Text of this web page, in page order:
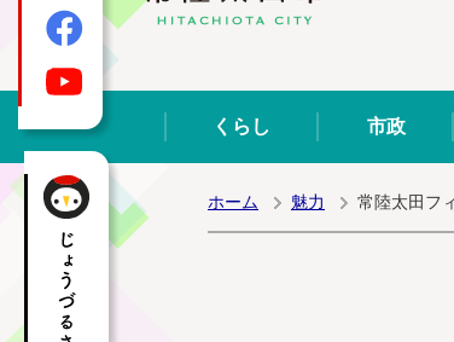
Instagram
Facebook
YouTube くらし 市政
ホーム 魅力 常陸太田フ